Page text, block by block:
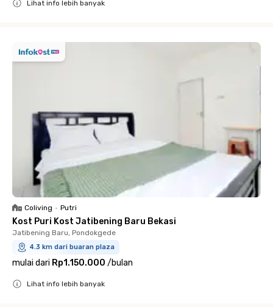
Lihat info lebih banyak
Coliving • Putri
Kost Puri Kost Jatibening Baru Bekasi
Jatibening Baru, Pondokgede
4.3 km dari buaran plaza
mulai dari Rp1.150.000 /bulan
Lihat info lebih banyak